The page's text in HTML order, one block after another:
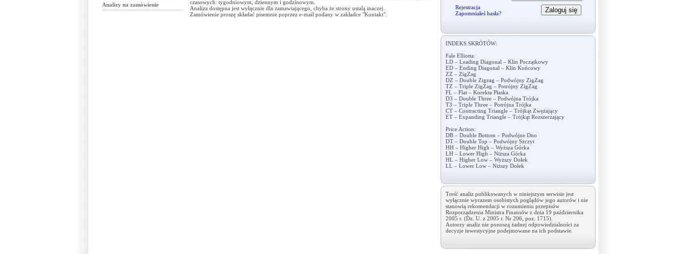
Analizy na zamówienie
czasowych: tygodniowym, dziennym i godzinowym.
Analiza dostępna jest wyłącznie dla zamawiającego, chyba że strony ustalą inaczej.
Zamówienie proszę składać pisemnie poprzez e-mail podany w zakładce "Kontakt".
Rejestracja
Zapomniałeś hasła?
INDEKS SKRÓTÓW:
Fale Elliotta:
LD – Leading Diagonal – Klin Początkowy
ED – Ending Diagonal – Klin Końcowy
ZZ – ZigZag
DZ – Double Zigzag – Podwójny ZigZag
TZ – Triple ZigZag – Potrójny ZigZag
FL – Flat – Korekta Płaska
D3 – Double Three – Podwójna Trójka
T3 – Triple Three – Potrójna Trójka
CT – Contracting Triangle – Trójkąt Zwężający
ET – Expanding Triangle – Trójkąt Rozszerzający
Price Action:
DB – Double Bottom – Podwójne Dno
DT – Double Top – Podwójny Szczyt
HH – Higher High – Wyższa Górka
LH – Lower High – Niższa Górka
HL – Higher Low – Wyższy Dołek
LL – Lower Low – Niższy Dołek
Treść analiz publikowanych w niniejszym serwisie jest
wyłącznie wyrazem osobistych poglądów jego autorów i nie
stanowią rekomendacji w rozumieniu przepisów
Rozporządzenia Ministra Finansów z dnia 19 października
2005 r. (Dz. U. z 2005 r. Nr 206, poz. 1715).
Autorzy analiz nie ponoszą żadnej odpowiedzialności za
decyzje inwestycyjne podejmowane na ich podstawie.